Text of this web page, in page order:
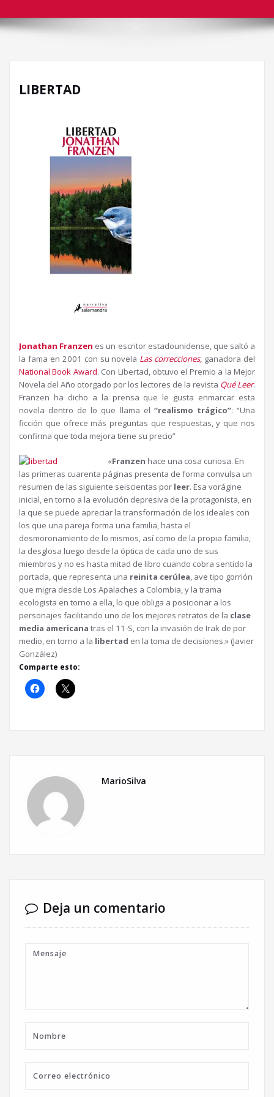
LIBERTAD
Jonathan Franzen es un escritor estadounidense, que saltó a
la fama en 2001 con su novela Las correcciones, ganadora del
National Book Award. Con Libertad, obtuvo el Premio a la Mejor
Novela del Año otorgado por los lectores de la revista Qué Leer.
Franzen ha dicho a la prensa que le gusta enmarcar esta
novela dentro de lo que llama el “realismo trágico”: “Una
ficción que ofrece más preguntas que respuestas, y que nos
confirma que toda mejora tiene su precio”
«Franzen hace una cosa curiosa. En
las primeras cuarenta páginas presenta de forma convulsa un
resumen de las siguiente seiscientas por leer. Esa vorágine
inicial, en torno a la evolución depresiva de la protagonista, en
la que se puede apreciar la transformación de los ideales con
los que una pareja forma una familia, hasta el
desmoronamiento de lo mismos, así como de la propia familia,
la desglosa luego desde la óptica de cada uno de sus
miembros y no es hasta mitad de libro cuando cobra sentido la
portada, que representa una reinita cerúlea, ave tipo gorrión
que migra desde Los Apalaches a Colombia, y la trama
ecologista en torno a ella, lo que obliga a posicionar a los
personajes facilitando uno de los mejores retratos de la clase
media americana tras el 11-S, con la invasión de Irak de por
medio, en torno a la libertad en la toma de decisiones.» (Javier
González)
Comparte esto:
MarioSilva
Deja un comentario